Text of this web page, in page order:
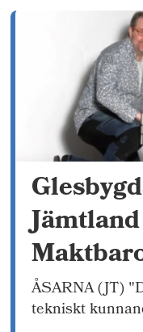
ÅSARNA (JT)
tekniskt